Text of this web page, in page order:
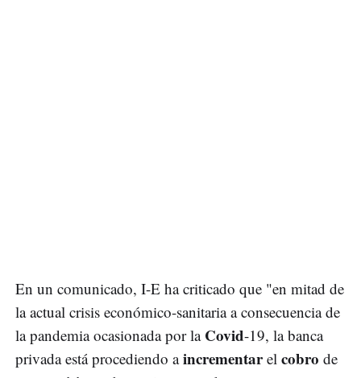
En un comunicado, I-E ha criticado que "en mitad de
la actual crisis económico-sanitaria a consecuencia de
la pandemia ocasionada por la Covid-19, la banca
privada está procediendo aincrementarel cobro de